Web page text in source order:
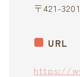
〒421-
URL
https://